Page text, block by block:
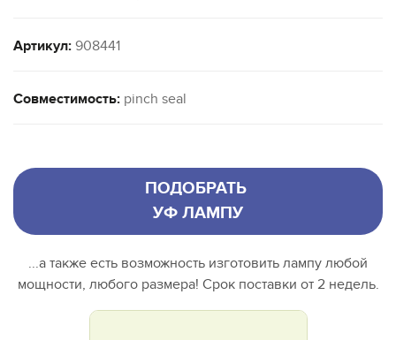
Артикул: 908441
Совместимость: pinch seal
ПОДОБРАТЬ
УФ ЛАМПУ
...а также есть возможность изготовить лампу любой
мощности, любого размера! Срок поставки от 2 недель.